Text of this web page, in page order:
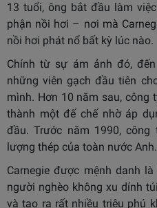
13 tuổi, ông bắt đầu làm
phận nồi hơi – nơi mà
nồi hơi phát nổ bất kỳ lúc nào.
Chính từ sự ám ảnh đó,
những viên gạch đầu tiên
mình. Hơn 10 năm sau, công
thành một đế chế nhờ áp
đầu. Trước năm 1990,
lượng thép của toàn nước Anh.
Carnegie được mệnh danh
người nghèo không xu dính
và tạo ra rất nhiều triệu phú